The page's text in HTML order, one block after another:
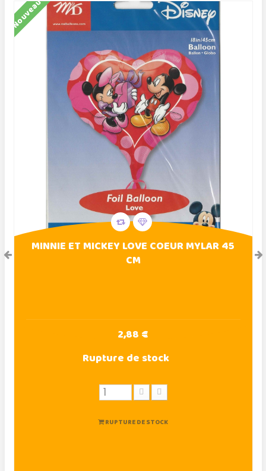
Nouveau
MINNIE ET MICKEY LOVE COEUR MYLAR 45
CM
2,88 €
Rupture de stock
RUPTURE DE STOCK